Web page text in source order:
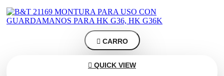
 CARRO
 QUICK VIEW